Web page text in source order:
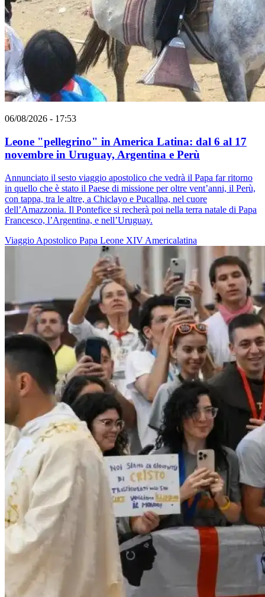
06/08/2026 - 17:53
Leone "pellegrino" in America Latina: dal 6 al 17
novembre in Uruguay, Argentina e Perù
Annunciato il sesto viaggio apostolico che vedrà il Papa far ritorno
in quello che è stato il Paese di missione per oltre vent’anni, il Perù,
con tappa, tra le altre, a Chiclayo e Pucallpa, nel cuore
dell’Amazzonia. Il Pontefice si recherà poi nella terra natale di Papa
Francesco, l’Argentina, e nell’Uruguay.
Viaggio Apostolico Papa Leone XIV Americalatina